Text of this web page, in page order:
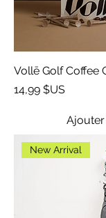
Vollē Golf Coffee
Prix
14,99 $US
New Arrival